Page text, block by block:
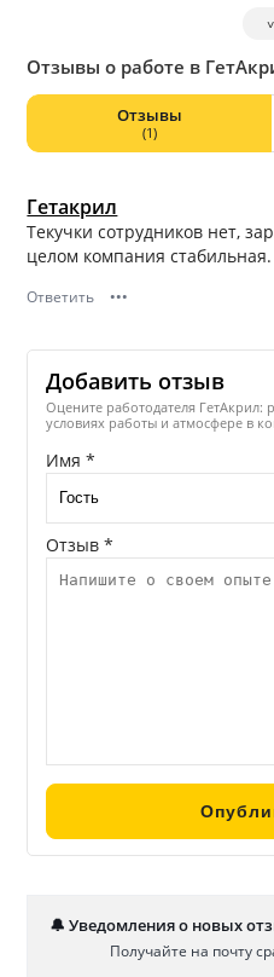
сибирском рынке
˅
Отзывы о работе в
Отзывы
(1)
Гетакрил
Текучки сотрудников нет,
целом компания
Ответить •••
Добавить отзыв
Оцените работодателя ГетАкрил:
условиях работы и атмосфере в
Имя *
Отзыв *
🔔 Уведомления о новых
Получайте на почту